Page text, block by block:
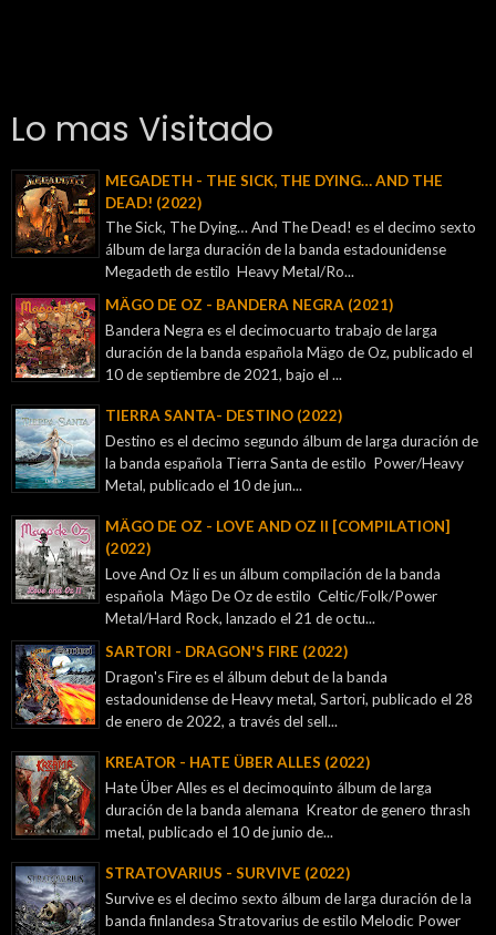
Lo mas Visitado
MEGADETH - THE SICK, THE DYING… AND THE
DEAD! (2022)
The Sick, The Dying… And The Dead! es el decimo sexto
álbum de larga duración de la banda estadounidense
Megadeth de estilo Heavy Metal/Ro...
MÄGO DE OZ - BANDERA NEGRA (2021)
Bandera Negra es el decimocuarto trabajo de larga
duración de la banda española Mägo de Oz, publicado el
10 de septiembre de 2021, bajo el ...
TIERRA SANTA- DESTINO (2022)
Destino es el decimo segundo álbum de larga duración de
la banda española Tierra Santa de estilo Power/Heavy
Metal, publicado el 10 de jun...
MÄGO DE OZ - LOVE AND OZ II [COMPILATION]
(2022)
Love And Oz Ii es un álbum compilación de la banda
española Mägo De Oz de estilo Celtic/Folk/Power
Metal/Hard Rock, lanzado el 21 de octu...
SARTORI - DRAGON'S FIRE (2022)
Dragon's Fire es el álbum debut de la banda
estadounidense de Heavy metal, Sartori, publicado el 28
de enero de 2022, a través del sell...
KREATOR - ‎HATE ÜBER ALLES (2022)
Hate Über Alles es el decimoquinto álbum de larga
duración de la banda alemana Kreator de genero thrash
metal, publicado el 10 de junio de...
STRATOVARIUS - SURVIVE (2022)
Survive es el decimo sexto álbum de larga duración de la
banda finlandesa Stratovarius de estilo Melodic Power